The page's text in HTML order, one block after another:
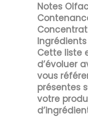
Notes
Ingrédients
Cette liste
d’évoluer
vous
présentes
votre